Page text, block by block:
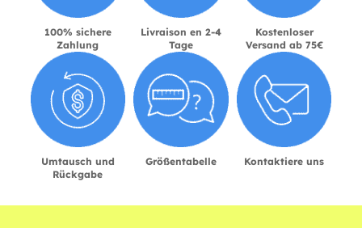
100% sichere
Zahlung
Livraison en 2-4
Tage
Kostenloser
Versand ab 75€
Umtausch und
Rückgabe
Größentabelle Kontaktiere uns